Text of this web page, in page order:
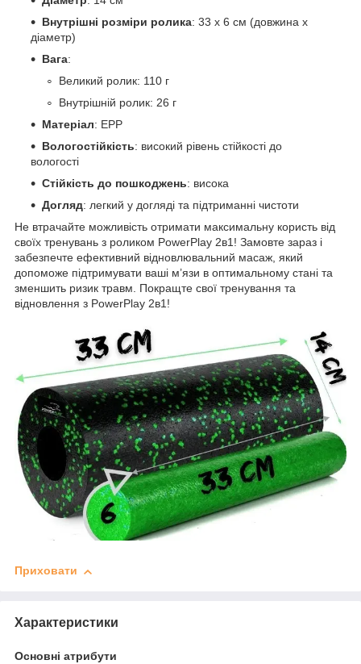
Внутрішні розміри ролика: 33 х 6 см (довжина х
діаметр)
Вага:
Великий ролик: 110 г
Внутрішній ролик: 26 г
Матеріал: EPP
Вологостійкість: високий рівень стійкості до
вологості
Стійкість до пошкоджень: висока
Догляд: легкий у догляді та підтриманні чистоти
Не втрачайте можливість отримати максимальну користь від
своїх тренувань з роликом PowerPlay 2в1! Замовте зараз і
забезпечте ефективний відновлювальний масаж, який
допоможе підтримувати ваші м’язи в оптимальному стані та
зменшить ризик травм. Покращте свої тренування та
відновлення з PowerPlay 2в1!
Приховати
Характеристики
Основні атрибути